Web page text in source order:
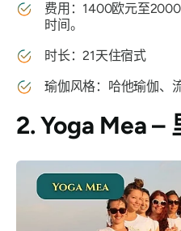
费用：1400欧元至
时间。
时长：21天住宿式
瑜伽风格：哈他瑜伽、
2. Yoga Mea –